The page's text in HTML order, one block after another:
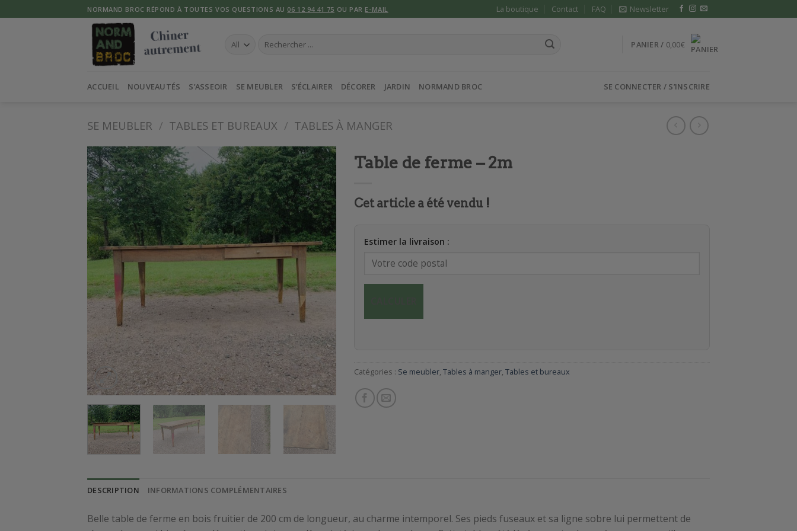
to
NORMAND BROC RÉPOND À TOUTES VOS QUESTIONS AU 06 12 94 41 75 OU PAR E-MAIL La boutique Contact FAQ Newsletter
Recherche
PANIER / 0,00€
ACCUEIL NOUVEAUTÉS S’ASSEOIR SE MEUBLER S’ÉCLAIRER DÉCORER JARDIN NORMAND BROC SE CONNECTER / S’INSCRIRE
SE MEUBLER / TABLES ET BUREAUX / TABLES À MANGER
Table de ferme – 2m
Cet article a été vendu !
Estimer la livraison :
Catégories : Se meubler, Tables à manger, Tables et bureaux
DESCRIPTION INFORMATIONS COMPLÉMENTAIRES
Belle table de ferme en bois fruitier de 200 cm de longueur, au charme intemporel. Ses pieds fuseaux et sa ligne sobre lui permettent de